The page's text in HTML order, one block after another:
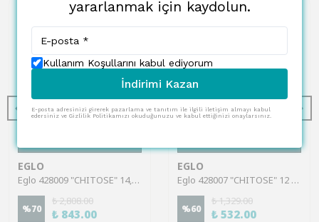
EGLO
Eglo 428009 "CHITOSE" 14,5 Cm Yüksekliğinde 17,8Cm Uzunluğunda Saksıda Yapay Çiçek
%70
₺ 2,808.00
₺ 843.00
EGLO
Eglo 428007 "CHITOSE" 12 Cm Yüksekliğinde Plastik Gri Saksıda Yapay Çiçek
%60
₺ 1,329.00
₺ 532.00
yararlanmak için kaydolun.
Kullanım Koşullarını kabul ediyorum
İndirimi Kazan
E-posta adresinizi girerek pazarlama ve tanıtım ile ilgili iletişim almayı kabul
edersiniz ve Gizlilik Politikamızı okuduğunuzu ve kabul ettiğinizi onaylarsınız.